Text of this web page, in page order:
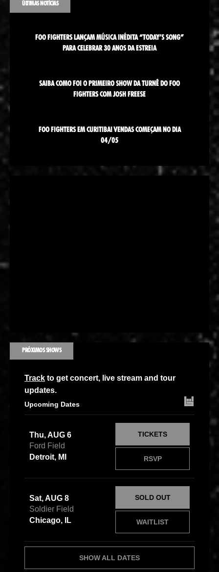
ÚLTIMAS NOTÍCIAS
FOO FIGHTERS LANÇAM MÚSICA INÉDITA “TODAY’S SONG”
PARA CELEBRAR 30 ANOS DA ESTREIA
SAIBA COMO FOI O PRIMEIRO SHOW DA TURNÊ DO FOO
FIGHTERS COM JOSH FREESE
FOO FIGHTERS EM CURITIBA! VENDAS COMEÇAM NO DIA
04/05
PRÓXIMOS SHOWS
Track to get concert, live stream and tour
updates.
Upcoming Dates
Thu, AUG 6
Ford Field
Detroit, MI
RSVP
TICKETS
Sat, AUG 8
Soldier Field
Chicago, IL
WAITLIST
SOLD OUT
SHOW ALL DATES